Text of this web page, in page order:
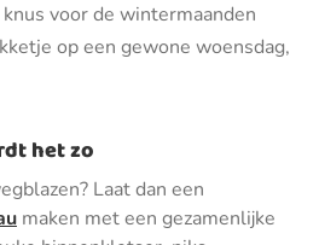
voor de wintermaanden
op een gewone woensdag,
het zo
Laat dan een
maken met een gezamenlijke